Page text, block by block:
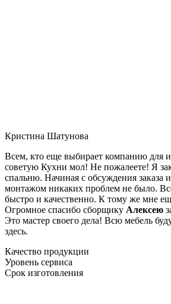
Кристина Шатунова
Всем, кто еще выбирает компанию для
советую Кухни мол! Не пожалеете! Я
спальню. Начиная с обсуждения заказа
монтажом никаких проблем не было.
быстро и качественно. К тому же мне
Огромное спасибо сборщику Алексею
Это мастер своего дела! Всю мебель
здесь.
Качество продукции
Уровень сервиса
Срок изготовления